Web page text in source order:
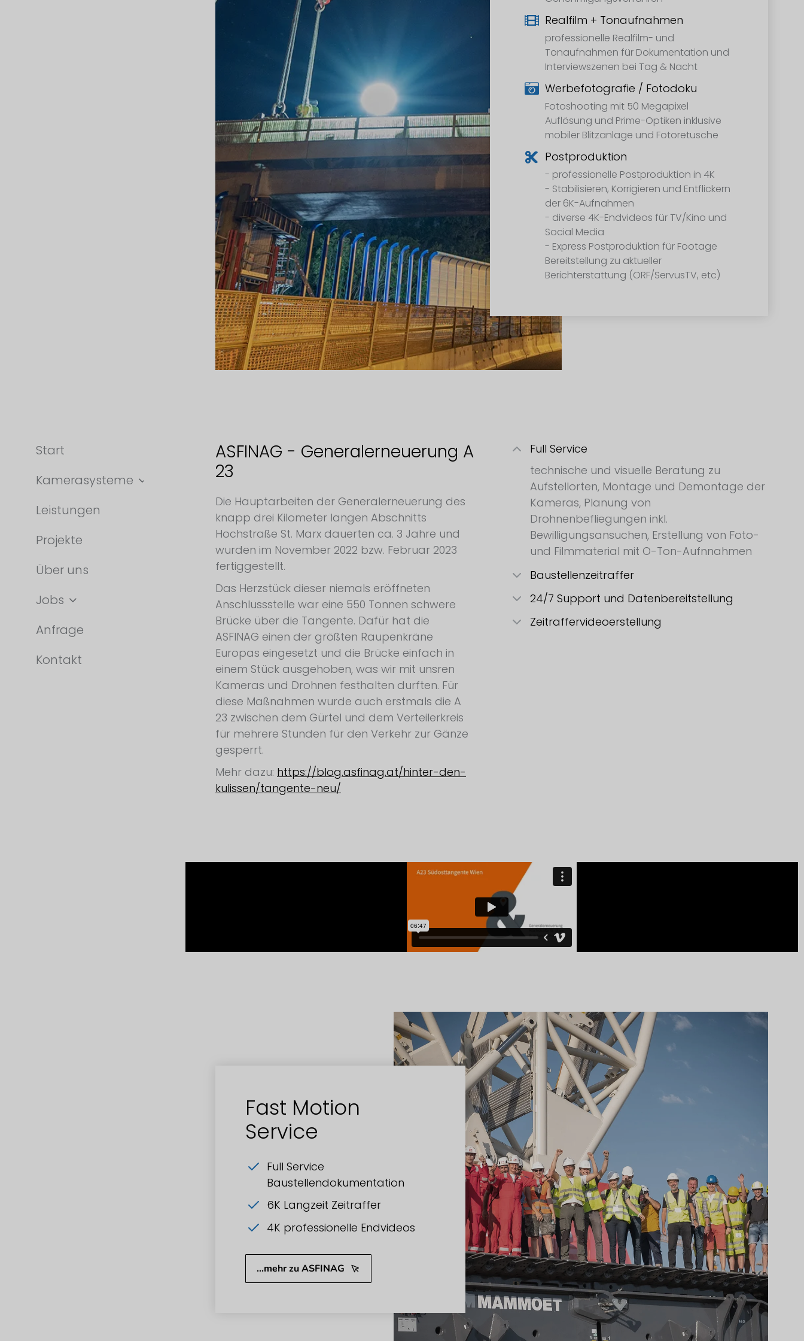
Realfilm + Tonaufnahmen
professionelle Realfilm- und
Tonaufnahmen für Dokumentation und
Interviewszenen bei Tag & Nacht
Werbefotografie / Fotodoku
Fotoshooting mit 50 Megapixel
Auflösung und Prime-Optiken inklusive
mobiler Blitzanlage und Fotoretusche
Postproduktion
- professionelle Postproduktion in 4K
- Stabilisieren, Korrigieren und Entflickern
der 6K-Aufnahmen
- diverse 4K-Endvideos für TV/Kino und
Social Media
- Express Postproduktion für Footage
Bereitstellung zu aktueller
Berichterstattung (ORF/ServusTV, etc)
ASFINAG - Generalerneuerung A
23
Die Hauptarbeiten der Generalerneuerung des
knapp drei Kilometer langen Abschnitts
Hochstraße St. Marx dauerten ca. 3 Jahre und
wurden im November 2022 bzw. Februar 2023
fertiggestellt.
Das Herzstück dieser niemals eröffneten
Anschlussstelle war eine 550 Tonnen schwere
Brücke über die Tangente. Dafür hat die
ASFINAG einen der größten Raupenkräne
Europas eingesetzt und die Brücke einfach in
einem Stück ausgehoben, was wir mit unsren
Kameras und Drohnen festhalten durften. Für
diese Maßnahmen wurde auch erstmals die A
23 zwischen dem Gürtel und dem Verteilerkreis
für mehrere Stunden für den Verkehr zur Gänze
gesperrt.
Mehr dazu: https://blog.asfinag.at/hinter-den-
kulissen/tangente-neu/
Full Service
technische und visuelle Beratung zu
Aufstellorten, Montage und Demontage der
Kameras, Planung von
Drohnenbefliegungen inkl.
Bewilligungsansuchen, Erstellung von Foto-
und Filmmaterial mit O-Ton-Aufnnahmen
Baustellenzeitraffer
24/7 Support und Datenbereitstellung
Zeitraffervideoerstellung
Fast Motion
Service
Full Service
Baustellendokumentation
6K Langzeit Zeitraffer
4K professionelle Endvideos
...mehr zu ASFINAG
Start
Kamerasysteme
Leistungen
Projekte
Über uns
Jobs
Anfrage
Kontakt